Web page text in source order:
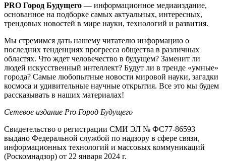
PRO Город Будущего — информационное медиаиздание,
основанное на подборке самых актуальных, интересных,
трендовых новостей в мире науки, технологий и развития.
Мы стремимся дать нашему читателю информацию о
последних тенденциях прогресса общества в различных
областях. Что ждет человечество в будущем? Заменит ли
людей искусственный интеллект? Будут ли в тренде «умные»
города? Самые любопытные новости мировой науки, загадки
космоса и удивительные научные открытия. Все это мы будем
рассказывать в наших материалах!
Сетевое издание Pro Город Будущего
Свидетельство о регистрации СМИ ЭЛ № ФС77-86593
выдано Федеральной службой по надзору в сфере связи,
информационных технологий и массовых коммуникаций
(Роскомнадзор) от 22 января 2024 г.